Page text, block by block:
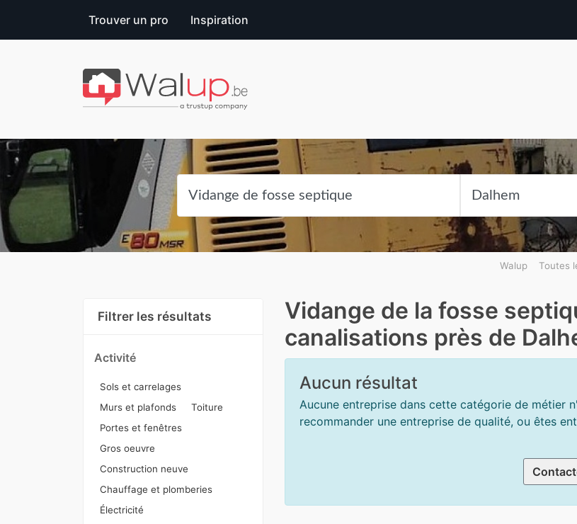
Trouver un pro Inspiration
Walup Toutes
Filtrer les résultats
Activité
Sols et carrelages
Murs et plafonds
Toiture
Portes et fenêtres
Gros oeuvre
Construction neuve
Chauffage et plomberies
Électricité
Vidange de la fosse
canalisations près de
Aucun résultat
Aucune entreprise dans cette catégorie de métier
recommander une entreprise de qualité, ou êtes